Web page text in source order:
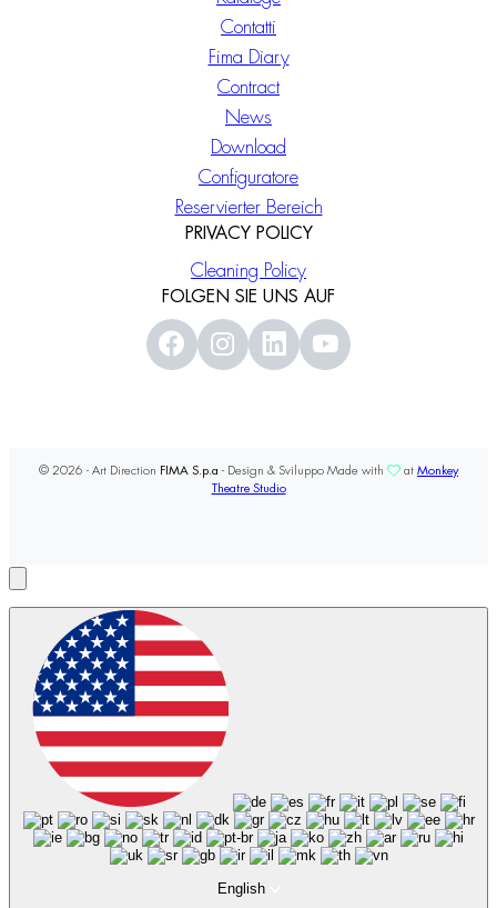
Contatti
Fima Diary
Contract
News
Download
Configuratore
Reservierter Bereich
PRIVACY POLICY
Cleaning Policy
FOLGEN SIE UNS AUF
© 2026 - Art Direction FIMA S.p.a - Design & Sviluppo Made with at Monkey
Theatre Studio
English